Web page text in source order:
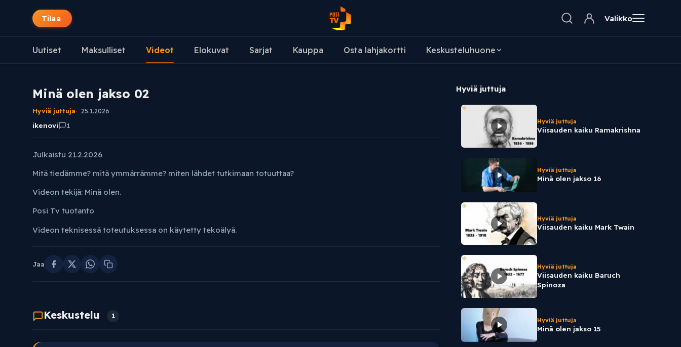
Tilaa Valikko
Uutiset Maksulliset Videot Elokuvat Sarjat Kauppa Osta lahjakortti Keskusteluhuone
Minä olen jakso 02
Hyviä juttuja 25.1.2026
ikenovi 1
Julkaistu 21.2.2026
Mitä tiedämme? mitä ymmärrämme? miten lähdet tutkimaan totuuttaa?
Videon tekijä: Minä olen.
Posi Tv tuotanto
Videon teknisessä toteutuksessa on käytetty tekoälyä.
Jaa
Keskustelu 1
Hyviä juttuja
Hyviä juttuja
Viisauden kaiku Ramakrishna
Hyviä juttuja
Minä olen jakso 16
Hyviä juttuja
Viisauden kaiku Mark Twain
Hyviä juttuja
Viisauden kaiku Baruch
Spinoza
Hyviä juttuja
Minä olen jakso 15